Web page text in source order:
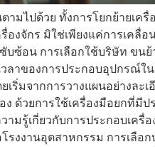
มไปด้วย ทั้งการโยกย้ายเครื่
งจักร มิใช่เพียงแค่การเคลื่อ
ซ้อน การเลือกใช้บริษัท ขนย้
ลาของการประกอบอุปกรณ์ใ
ริ่มจากการวางแผนอย่างละเ
ด้วยการใช้เครื่องมือยกที่มี
มรู้เกี่ยวกับการประกอบเครื่
รงงานอุตสาหกรรม การเลือ